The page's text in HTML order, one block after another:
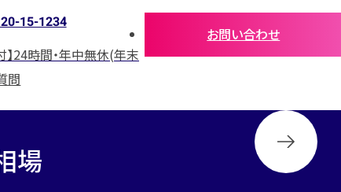
15-1234
】24時間・年中無休(年末
お問い合わせ
問
場